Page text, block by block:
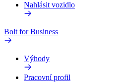
Nahlásit vozidlo
Bolt for Business
Výhody
Pracovní profil